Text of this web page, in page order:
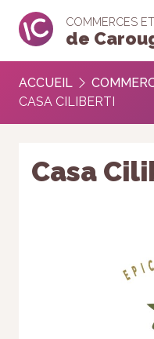
COMMERCES
de
ACCUEIL
CASA CILIBERTI
Casa